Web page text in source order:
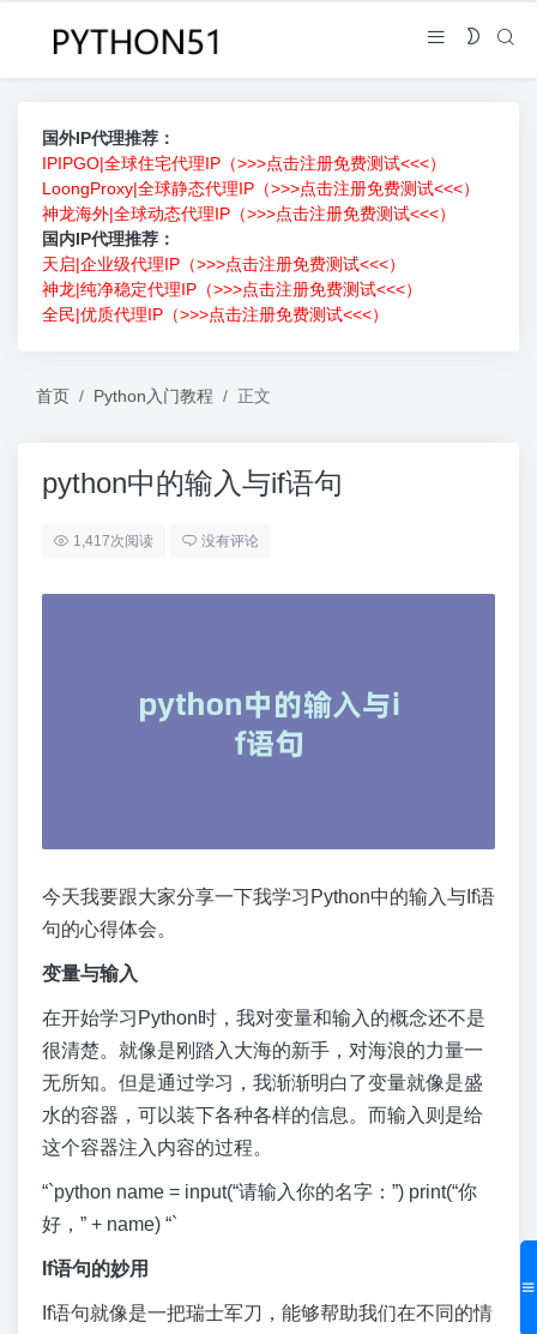
国外IP代理推荐：
IPIPGO|全球住宅代理IP（>>>点击注册免费测试<<<）
LoongProxy|全球静态代理IP（>>>点击注册免费测试<<<）
神龙海外|全球动态代理IP（>>>点击注册免费测试<<<）
国内IP代理推荐：
天启|企业级代理IP（>>>点击注册免费测试<<<）
神龙|纯净稳定代理IP（>>>点击注册免费测试<<<）
全民|优质代理IP（>>>点击注册免费测试<<<）
首页 Python入门教程 正文
python中的输入与if语句
1,417次阅读 没有评论
今天我要跟大家分享一下我学习Python中的输入与If语
句的心得体会。
变量与输入
在开始学习Python时，我对变量和输入的概念还不是
很清楚。就像是刚踏入大海的新手，对海浪的力量一
无所知。但是通过学习，我渐渐明白了变量就像是盛
水的容器，可以装下各种各样的信息。而输入则是给
这个容器注入内容的过程。
“`python name = input(“请输入你的名字：”) print(“你
好，” + name) “`
If语句的妙用
If语句就像是一把瑞士军刀，能够帮助我们在不同的情